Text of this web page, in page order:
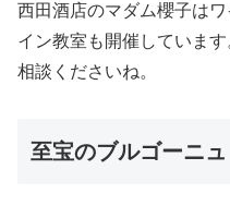
西田酒店のマダム櫻子は
イン教室も開催していま
相談くださいね。
至宝のブルゴーニュ